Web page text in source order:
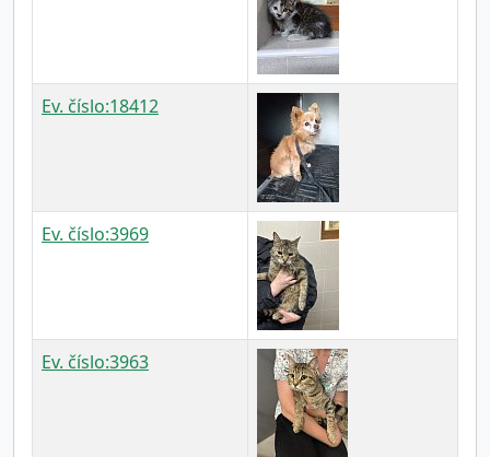
Ev. číslo:18412
Ev. číslo:3969
Ev. číslo:3963